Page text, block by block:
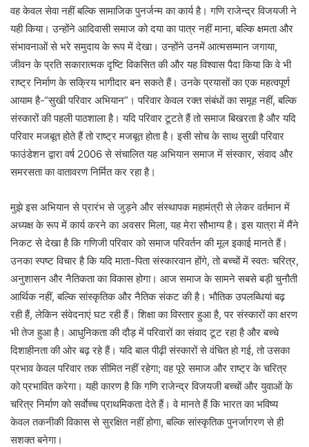
वह केवल सेवा नहीं बल्कि सामाजिक पुनर्जन्म का कार्य है। गणि राजेन्द्र विजयजी ने
यही किया। उन्होंने आदिवासी समाज को दया का पात्र नहीं माना, बल्कि क्षमता और
संभावनाओं से भरे समुदाय के रूप में देखा। उन्होंने उनमें आत्मसम्मान जगाया,
जीवन के प्रति सकारात्मक दृष्टि विकसित की और यह विश्वास पैदा किया कि वे भी
राष्ट्र निर्माण के सक्रिय भागीदार बन सकते हैं। उनके प्रयासों का एक महत्वपूर्ण
आयाम है-“सुखी परिवार अभियान”। परिवार केवल रक्त संबंधों का समूह नहीं, बल्कि
संस्कारों की पहली पाठशाला है। यदि परिवार टूटते हैं तो समाज बिखरता है और यदि
परिवार मजबूत होते हैं तो राष्ट्र मजबूत होता है। इसी सोच के साथ सुखी परिवार
फाउंडेशन द्वारा वर्ष 2006 से संचालित यह अभियान समाज में संस्कार, संवाद और
समरसता का वातावरण निर्मित कर रहा है।
मुझे इस अभियान से प्रारंभ से जुड़ने और संस्थापक महामंत्री से लेकर वर्तमान में
अध्यक्ष के रूप में कार्य करने का अवसर मिला, यह मेरा सौभाग्य है। इस यात्रा में मैंने
निकट से देखा है कि गणिजी परिवार को समाज परिवर्तन की मूल इकाई मानते हैं।
उनका स्पष्ट विचार है कि यदि माता-पिता संस्कारवान होंगे, तो बच्चों में स्वतः चरित्र,
अनुशासन और नैतिकता का विकास होगा। आज समाज के सामने सबसे बड़ी चुनौती
आर्थिक नहीं, बल्कि सांस्कृतिक और नैतिक संकट की है। भौतिक उपलब्धियां बढ़
रही हैं, लेकिन संवेदनाएं घट रही हैं। शिक्षा का विस्तार हुआ है, पर संस्कारों का क्षरण
भी तेज हुआ है। आधुनिकता की दौड़ में परिवारों का संवाद टूट रहा है और बच्चे
दिशाहीनता की ओर बढ़ रहे हैं। यदि बाल पीढ़ी संस्कारों से वंचित हो गई, तो उसका
प्रभाव केवल परिवार तक सीमित नहीं रहेगा; वह पूरे समाज और राष्ट्र के चरित्र
को प्रभावित करेगा। यही कारण है कि गणि राजेन्द्र विजयजी बच्चों और युवाओं के
चरित्र निर्माण को सर्वाेच्च प्राथमिकता देते हैं। वे मानते हैं कि भारत का भविष्य
केवल तकनीकी विकास से सुरक्षित नहीं होगा, बल्कि सांस्कृतिक पुनर्जागरण से ही
सशक्त बनेगा।